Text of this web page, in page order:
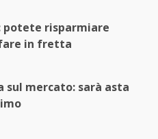
potete risparmiare
in fretta
sul mercato: sarà asta